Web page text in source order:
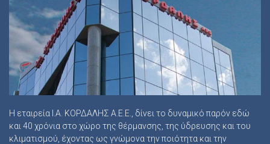
Η εταιρεία Ι.Α. ΚΟΡΔΑΛΗΣ Α.Ε.Ε., δίνει το δυναμικό παρόν εδώ
και 40 χρόνια στο χώρο της θέρμανσης, της ύδρευσης και του
κλιματισμού, έχοντας ως γνώμονα την ποιότητα και την